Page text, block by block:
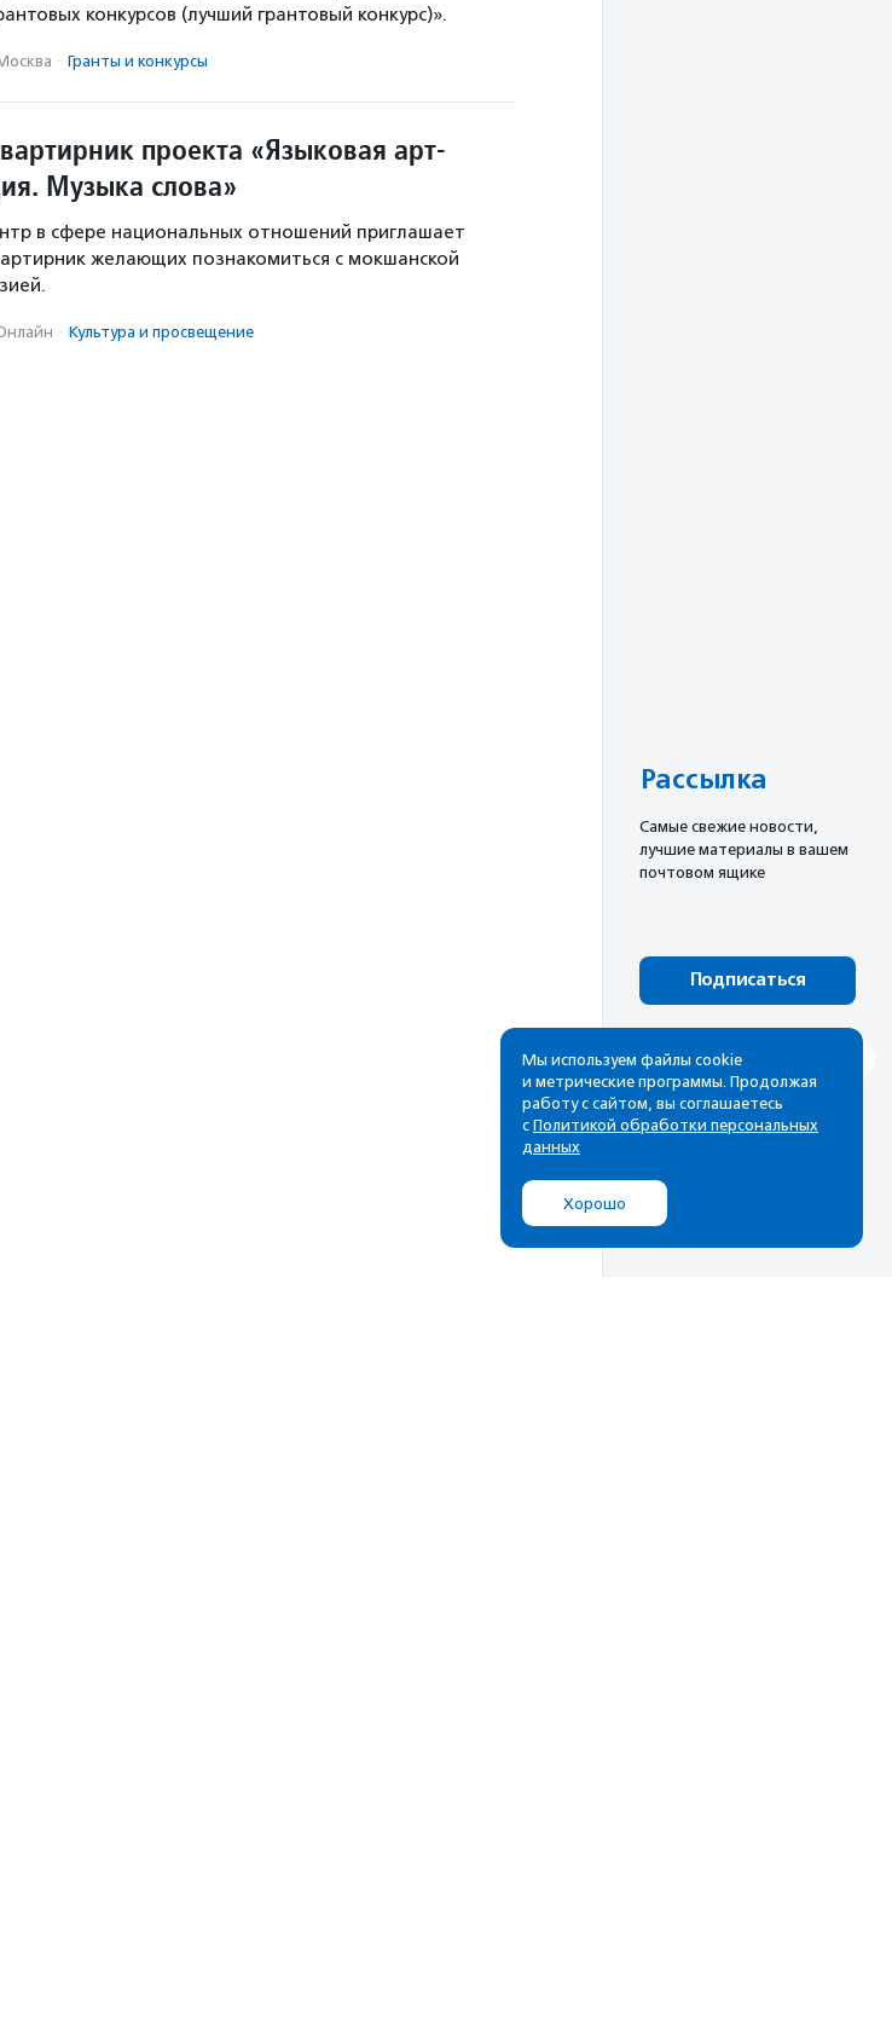
конкурсов (лучший грантовый конкурс)».
· Гранты и конкурсы
проекта «Языковая арт-
Музыка слова»
в сфере национальных отношений приглашает
желающих познакомиться с мокшанской
· Культура и просвещение
Рассылка
Cамые свежие новости,
лучшие материалы в вашем
почтовом ящике
Подписаться
Мы используем файлы cookie
и метрические программы. Продолжая
работу с сайтом, вы соглашаетесь
с Политикой обработки персональных
данных
Хорошо